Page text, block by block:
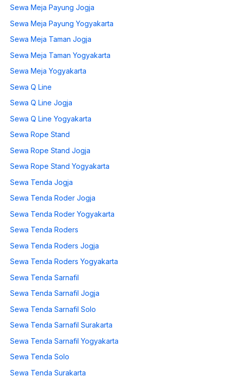
Sewa Meja Payung Jogja
Sewa Meja Payung Yogyakarta
Sewa Meja Taman Jogja
Sewa Meja Taman Yogyakarta
Sewa Meja Yogyakarta
Sewa Q Line
Sewa Q Line Jogja
Sewa Q Line Yogyakarta
Sewa Rope Stand
Sewa Rope Stand Jogja
Sewa Rope Stand Yogyakarta
Sewa Tenda Jogja
Sewa Tenda Roder Jogja
Sewa Tenda Roder Yogyakarta
Sewa Tenda Roders
Sewa Tenda Roders Jogja
Sewa Tenda Roders Yogyakarta
Sewa Tenda Sarnafil
Sewa Tenda Sarnafil Jogja
Sewa Tenda Sarnafil Solo
Sewa Tenda Sarnafil Surakarta
Sewa Tenda Sarnafil Yogyakarta
Sewa Tenda Solo
Sewa Tenda Surakarta